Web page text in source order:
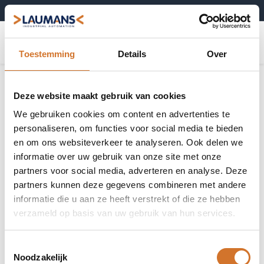
Toestemming Details Over
Deze website maakt gebruik van cookies
We gebruiken cookies om content en advertenties te
personaliseren, om functies voor social media te bieden
en om ons websiteverkeer te analyseren. Ook delen we
informatie over uw gebruik van onze site met onze
partners voor social media, adverteren en analyse. Deze
partners kunnen deze gegevens combineren met andere
informatie die u aan ze heeft verstrekt of die ze hebben
verzameld op basis van uw gebruik van hun services.
Noodzakelijk
0